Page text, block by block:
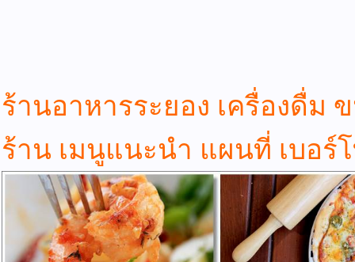
ร้านอาหารระยอง เครื่องดื่ม
ร้าน เมนูแนะนำ แผนที่ เบอร์